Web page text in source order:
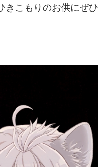
きこもりのお供にぜひ